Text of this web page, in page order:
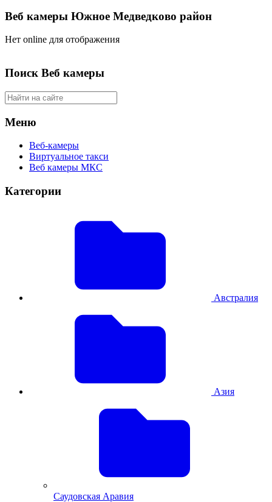
Веб камеры Южное Медведково район
Нет online для отображения
Поиск Веб камеры
Меню
Веб-камеры
Виртуальное такси
Веб камеры МКС
Категории
Австралия
Азия
Саудовская Аравия